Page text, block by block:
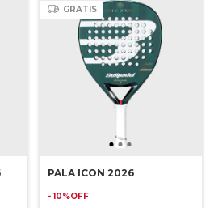
GRATIS
PALA ICON 2026
- 10%OFF